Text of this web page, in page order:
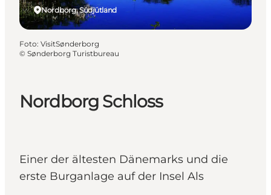
Nordborg Schloss
Einer der ältesten Dänemarks und die
erste Burganlage auf der Insel Als
Nordborg, Südjütland
Foto: VisitSønderborg
© Sønderborg Turistbureau